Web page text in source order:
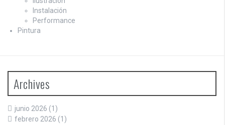
Instalación
Performance
Pintura
Archives
junio 2026 (1)
febrero 2026 (1)